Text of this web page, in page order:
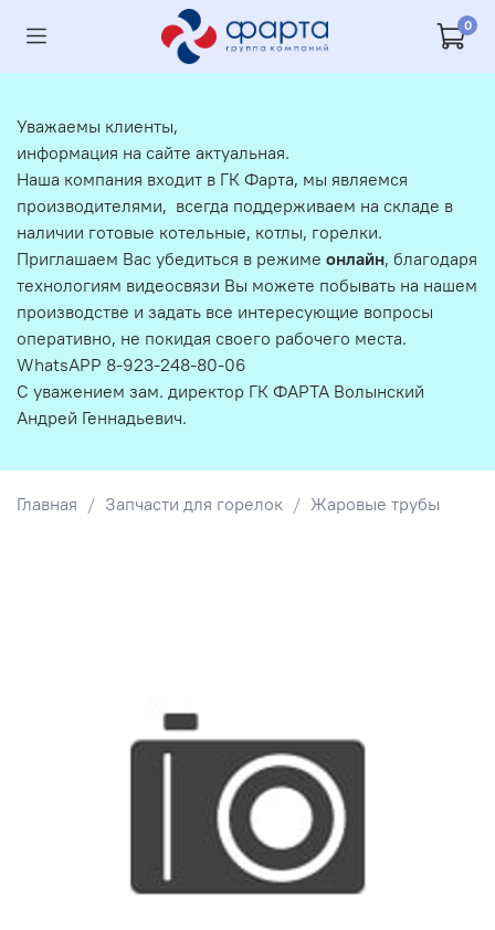
0
Главная Запчасти для горелок Жаровые трубы
Уважаемы клиенты,
информация на сайте актуальная.
Наша компания входит в ГК Фарта, мы являемся
производителями, всегда поддерживаем на складе в
наличии готовые котельные, котлы, горелки.
Приглашаем Вас убедиться в режиме онлайн, благодаря
технологиям видеосвязи Вы можете побывать на нашем
производстве и задать все интересующие вопросы
оперативно, не покидая своего рабочего места.
WhatsAPP 8-923-248-80-06
С уважением зам. директор ГК ФАРТА Волынский
Андрей Геннадьевич.